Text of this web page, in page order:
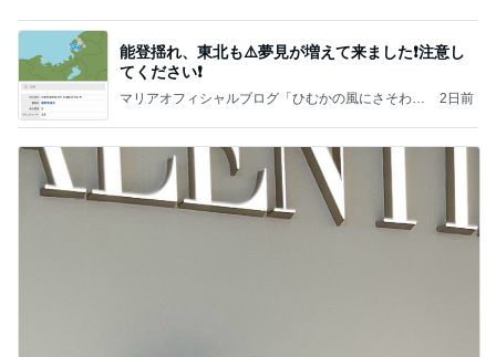
能登揺れ、東北も⚠️夢見が増えて来ました❗️注意し
てください❗️
マリアオフィシャルブログ「ひむかの風にさそわれ
2日前